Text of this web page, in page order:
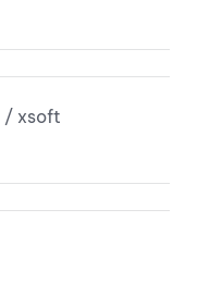
/ xsoft